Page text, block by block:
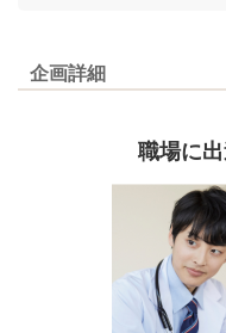
企画詳細
職場に